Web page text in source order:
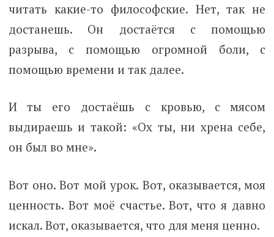
читать какие-то философские. Нет, так не
достанешь. Он достаётся с помощью
разрыва, с помощью огромной боли, с
помощью времени и так далее.
И ты его достаёшь с кровью, с мясом
выдираешь и такой: «Ох ты, ни хрена себе,
он был во мне».
Вот оно. Вот мой урок. Вот, оказывается, моя
ценность. Вот моё счастье. Вот, что я давно
искал. Вот, оказывается, что для меня ценно.